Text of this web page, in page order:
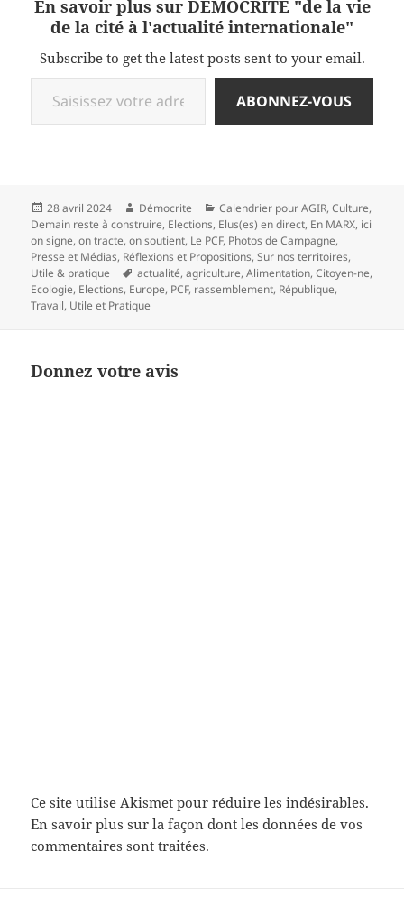
En savoir plus sur DEMOCRITE "de la vie
de la cité à l'actualité internationale"
Subscribe to get the latest posts sent to your email.
Saisissez votre adresse e-mail…
ABONNEZ-VOUS
Publié
le
28 avril 2024 Auteur
Démocrite Catégories
Calendrier pour AGIR,Culture,
Demain reste à construire, Elections, Elus(es) en direct, En MARX, ici
on signe, on tracte, on soutient, Le PCF, Photos de Campagne,
Presse et Médias, Réflexions et Propositions,Sur nos territoires,
Utile & pratique
Mots-
clés
actualité,agriculture,Alimentation,Citoyen-ne,
Ecologie, Elections, Europe, PCF, rassemblement, République,
Travail, Utile et Pratique
Donnez votre avis
Ce site utilise Akismet pour réduire les indésirables.
En savoir plus sur la façon dont les données de vos
commentaires sont traitées.